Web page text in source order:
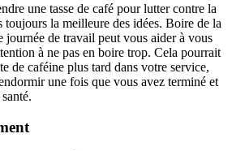
une tasse de café pour lutter contre la
toujours la meilleure des idées. Boire de la
journée de travail peut vous aider à vous
à ne pas en boire trop. Cela pourrait
de caféine plus tard dans votre service,
une fois que vous avez terminé et